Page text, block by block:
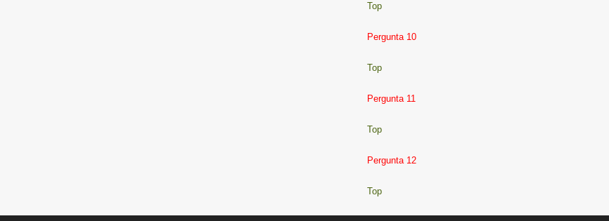
Top
Pergunta 10
Top
Pergunta 11
Top
Pergunta 12
Top